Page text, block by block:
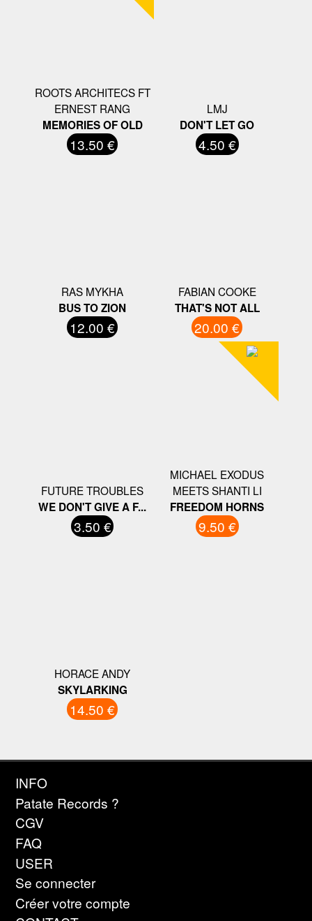
ROOTS ARCHITECS FT
ERNEST RANG
MEMORIES OF OLD
13.50 €
LMJ
DON'T LET GO
4.50 €
RAS MYKHA
BUS TO ZION
12.00 €
FABIAN COOKE
THAT'S NOT ALL
20.00 €
FUTURE TROUBLES
WE DON'T GIVE A F...
3.50 €
MICHAEL EXODUS
MEETS SHANTI LI
FREEDOM HORNS
9.50 €
HORACE ANDY
SKYLARKING
14.50 €
INFO
Patate Records ?
CGV
FAQ
USER
Se connecter
Créer votre compte